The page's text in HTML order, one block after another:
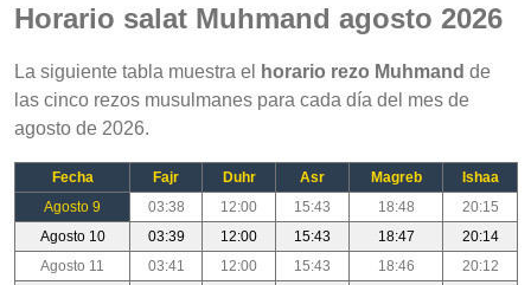
Horario salat Muhmand agosto 2026
La siguiente tabla muestra el horario rezo Muhmand de
las cinco rezos musulmanes para cada día del mes de
agosto de 2026.
Fecha Fajr Duhr Asr Magreb
Ishaa
Agosto 9
03:38 12:00 15:43 18:48
20:15
Agosto 10
03:39 12:00 15:43 18:47
20:14
Agosto 11
03:41 12:00 15:43 18:46
20:12